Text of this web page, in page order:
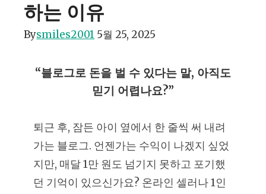
하는 이유
Bysmiles2001 5월 25, 2025
“블로그로 돈을 벌 수 있다는 말, 아직도
믿기 어렵나요?”
퇴근 후, 잠든 아이 옆에서 한 줄씩 써 내려
가는 블로그. 언젠가는 수익이 나겠지 싶었
지만, 매달 1만 원도 넘기지 못하고 포기했
던 기억이 있으신가요? 온라인 셀러나 1인